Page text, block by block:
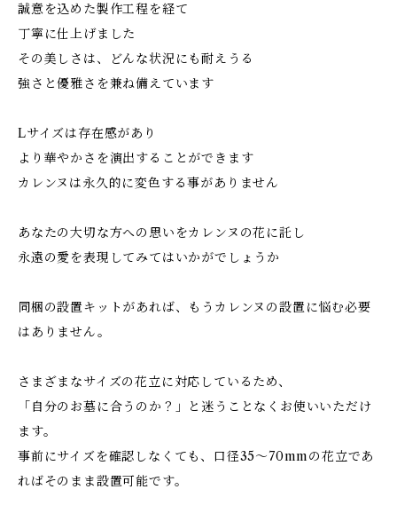
誠意を込めた製作工程を経て
丁寧に仕上げました
その美しさは、どんな状況にも耐えうる
強さと優雅さを兼ね備えています
Lサイズは存在感があり
より華やかさを演出することができます
カレンヌは永久的に変色する事がありません
あなたの大切な方への思いをカレンヌの花に託し
永遠の愛を表現してみてはいかがでしょうか
同梱の設置キットがあれば、もうカレンヌの設置に悩む必要
はありません。
さまざまなサイズの花立に対応しているため、
「自分のお墓に合うのか？」と迷うことなくお使いいただけ
ます。
事前にサイズを確認しなくても、口径35～70mmの花立であ
ればそのまま設置可能です。